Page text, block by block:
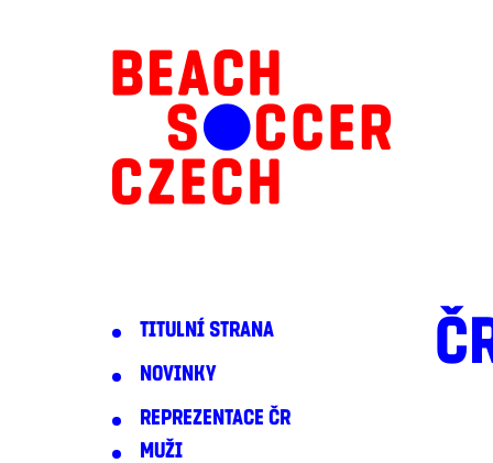
TITULNÍ STRANA
NOVINKY
REPREZENTACE ČR
MUŽI